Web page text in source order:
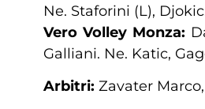
Ne. Staforini (L),
Vero Volley Monza:
Galliani. Ne. Katic,
Arbitri: Zavater